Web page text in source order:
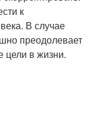
к
В случае
преодолевает
цели в жизни.